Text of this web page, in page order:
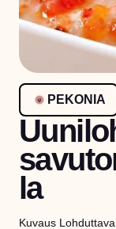
PEKONIA
la
Kuvaus